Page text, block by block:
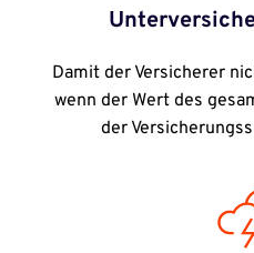
Damit der Versicherer
wenn der Wert des
der